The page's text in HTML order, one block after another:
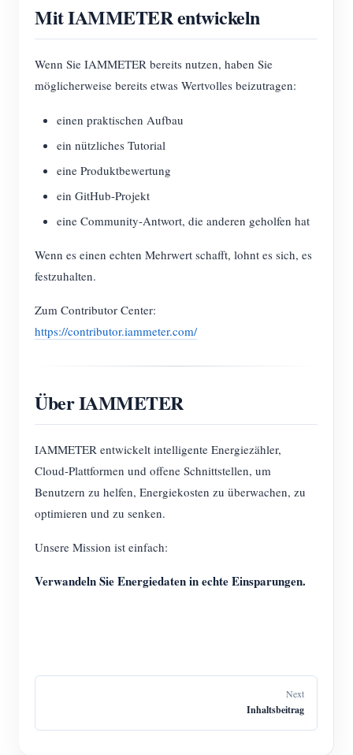
Mit IAMMETER entwickeln
Wenn Sie IAMMETER bereits nutzen, haben Sie
möglicherweise bereits etwas Wertvolles beizutragen:
einen praktischen Aufbau
ein nützliches Tutorial
eine Produktbewertung
ein GitHub-Projekt
eine Community-Antwort, die anderen geholfen hat
Wenn es einen echten Mehrwert schafft, lohnt es sich, es
festzuhalten.
Zum Contributor Center:
https://contributor.iammeter.com/
Über IAMMETER
IAMMETER entwickelt intelligente Energiezähler,
Cloud-Plattformen und offene Schnittstellen, um
Benutzern zu helfen, Energiekosten zu überwachen, zu
optimieren und zu senken.
Unsere Mission ist einfach:
Verwandeln Sie Energiedaten in echte Einsparungen.
Next
Inhaltsbeitrag